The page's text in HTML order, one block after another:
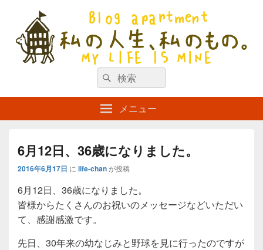
私の人生、私のもの。【新館】
検
索
対
象:
検
索
メニュー
6月12日、36歳になりました。
2016年6月17日 に life-chanが投稿
6月12日、36歳になりました。
皆様からたくさんのお祝いのメッセージなどいただい
て、感謝感激です。
先日、30年来の幼なじみと野球を見に行ったのですが